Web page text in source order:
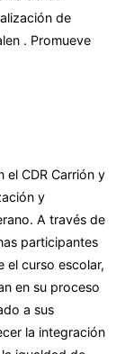
el CDR Carrión y
y
A través de
participantes
el curso escolar,
en su proceso
a sus
la integración